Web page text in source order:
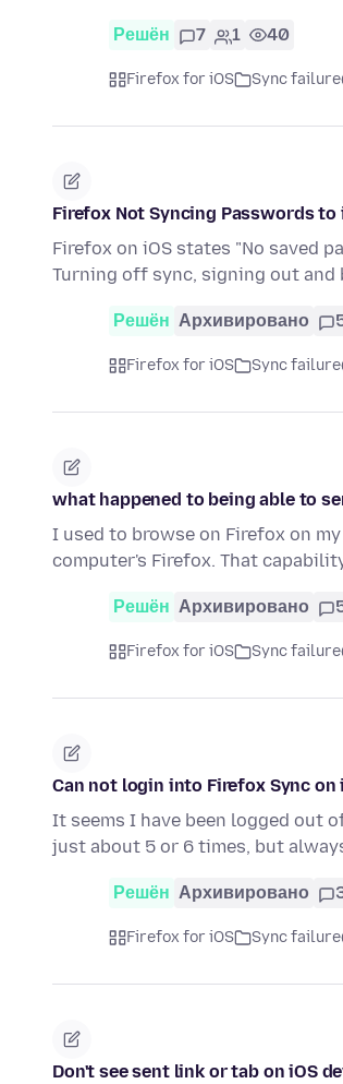
Решён 7 1 40
Firefox for iOS Sync failure
Firefox Not Syncing Passwords to
Firefox on iOS states "No saved
Turning off sync, signing out and
Решён Архивировано
Firefox for iOS Sync failure
what happened to being able to
I used to browse on Firefox on
computer's Firefox. That
Решён Архивировано
Firefox for iOS Sync failure
Can not login into Firefox Sync on
It seems I have been logged out
just about 5 or 6 times, but
Решён Архивировано
Firefox for iOS Sync failure
Don't see sent link or tab on iOS